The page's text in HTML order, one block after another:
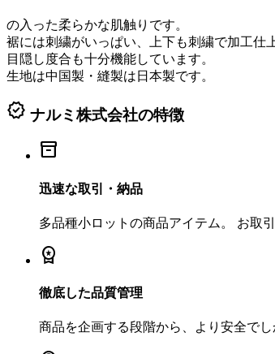
の入った柔らかな肌触りです。
裾には刺繍がいっぱい、上下も刺繍で加工仕
目隠し度合も十分機能しています。
生地は中国製・縫製は日本製です。
verified ナルミ株式会社の特徴
inventory_2
迅速な取引・納品
多品種小ロットの商品アイテム。 お取
workspace_premium
徹底した品質管理
商品を企画する段階から、より安全で